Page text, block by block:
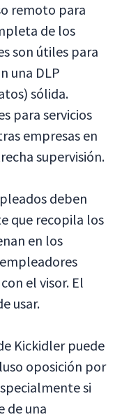
remoto para
de los
son útiles para
una DLP
sólida.
para servicios
empresas en
supervisión.
deben
que recopila los
en los
el visor. El
usar.
Kickidler puede
oposición por
si
de una